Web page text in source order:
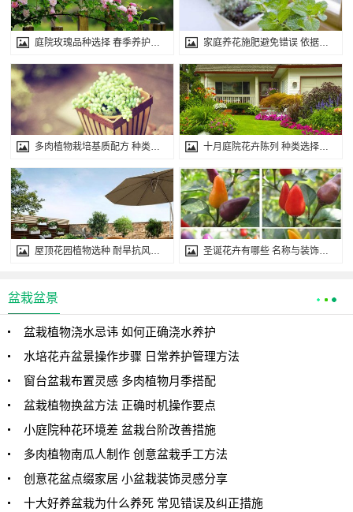
庭院玫瑰品种选择 春季养护与造型方法 家庭养花施肥避免错误 依据品种生育期调整
多肉植物栽培基质配方 种类阶段调整方法 十月庭院花卉陈列 种类选择与防寒措施
屋顶花园植物选种 耐旱抗风品种推荐 圣诞花卉有哪些 名称与装饰作用
盆栽盆景
盆栽植物浇水忌讳 如何正确浇水养护
水培花卉盆景操作步骤 日常养护管理方法
窗台盆栽布置灵感 多肉植物月季搭配
盆栽植物换盆方法 正确时机操作要点
小庭院种花环境差 盆栽台阶改善措施
多肉植物南瓜人制作 创意盆栽手工方法
创意花盆点缀家居 小盆栽装饰灵感分享
十大好养盆栽为什么养死 常见错误及纠正措施